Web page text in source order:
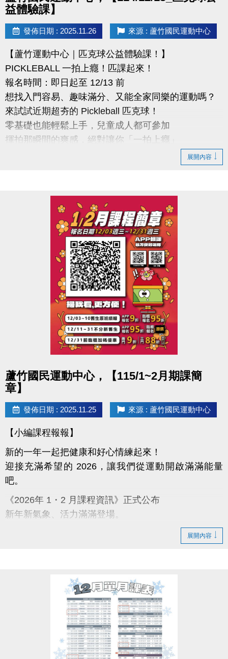
益體驗課】
發佈日期 : 2025.11.26 來源 : 蘆竹國民運動中心
【蘆竹運動中心｜匹克球公益體驗課！】
PICKLEBALL 一拍上癮！匹課起來！
報名時間：即日起至 12/13 前
想找入門容易、趣味滿分、又能全家同樂的運動嗎？
來試試近期超夯的 Pickleball 匹克球！
零基礎也能輕鬆上手，兒童成人都可參加
揮拍那瞬間的爽感，絕對讓你「一拍上癮」
報名時間：課程開放報名日:即日起至開課前
報名資格：不限(歡迎新住民及外籍勞工朋友踴躍報名)
報名方式：採現場報名，請至桃園市蘆竹國民運動中
心一樓櫃檯報名。
報名費用：免費
●聯絡資訊 : (球館部) 03-2639066 #115
●活動地點 : 桃園市蘆竹國民運動
展開內容
蘆竹國民運動中心，【115/1~2月期課簡
章】
發佈日期 : 2025.11.25 來源 : 蘆竹國民運動中心
【小編課程報報】
新的一年一起把健康和好心情練起來！
迎接充滿希望的 2026，讓我們從運動開啟滿滿能量
吧。
《2026年 1・2 月課程資訊》正式公布
新年新氣象、活力滿滿登場。
蘆寶與薇薇陪你迎向嶄新的一年，一起動出幸福與好
12/3～12/10：舊生原班續報 APP 9 折；臨櫃報名 95
12/11～12/31：APP 報名 9 折
12/31 前：多門課程享特別新年回饋，兩門 9 折；三
【原班學員定義】
展開內容